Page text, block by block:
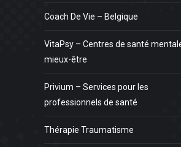
Coach De Vie – Belgique
VitaPsy – Centres de santé
mieux-être
Privium – Services pour les
professionnels de santé
Thérapie Traumatisme